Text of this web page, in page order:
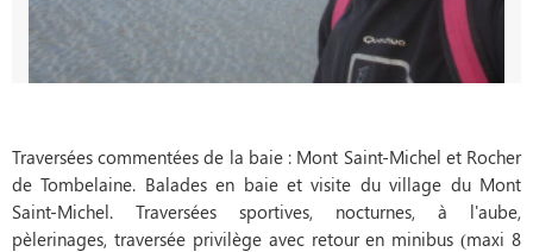
Traversées commentées de la baie : Mont Saint-Michel et Rocher
de Tombelaine. Balades en baie et visite du village du Mont
Saint-Michel. Traversées sportives, nocturnes, à l'aube,
pèlerinages, traversée privilège avec retour en minibus (maxi 8